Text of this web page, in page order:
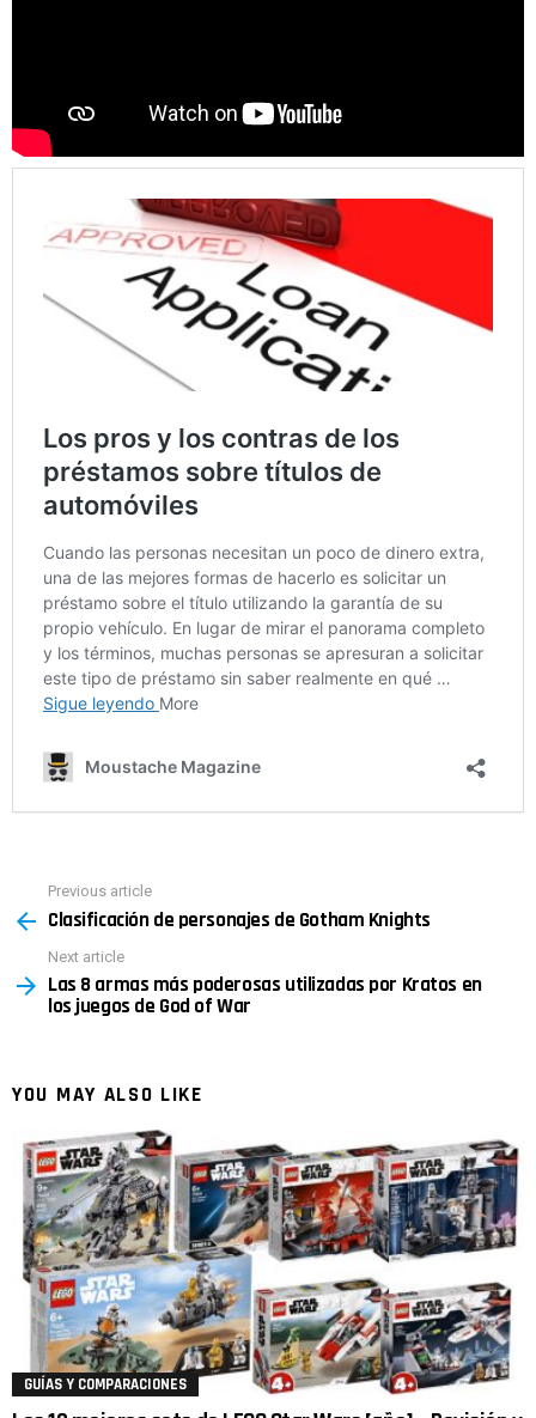
more
Previous article
Clasificación de personajes de Gotham Knights
Next article
Las 8 armas más poderosas utilizadas por Kratos en
los juegos de God of War
YOU MAY ALSO LIKE
GUÍAS Y COMPARACIONES